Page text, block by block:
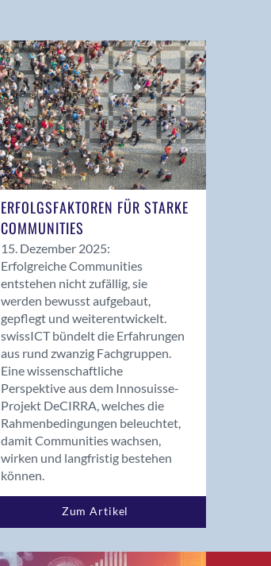
ERFOLGSFAKTOREN FÜR STARKE
COMMUNITIES
15. Dezember 2025:
Erfolgreiche Communities
entstehen nicht zufällig, sie
werden bewusst aufgebaut,
gepflegt und weiterentwickelt.
swissICT bündelt die Erfahrungen
aus rund zwanzig Fachgruppen.
Eine wissenschaftliche
Perspektive aus dem Innosuisse-
Projekt DeCIRRA, welches die
Rahmenbedingungen beleuchtet,
damit Communities wachsen,
wirken und langfristig bestehen
können.
Zum Artikel